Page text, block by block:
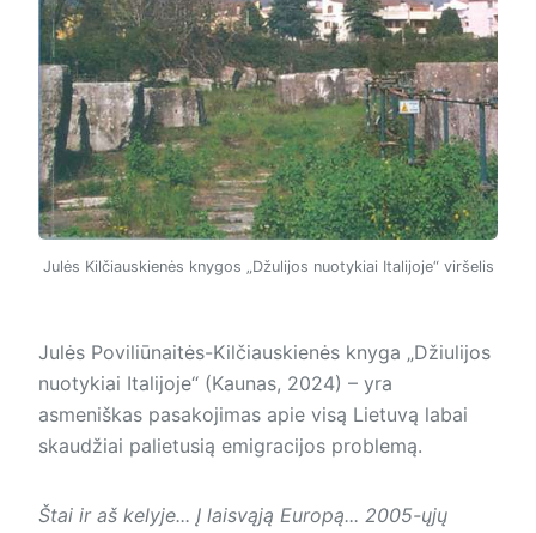
Julės Kilčiauskienės knygos „Džulijos nuotykiai Italijoje“ viršelis
Julės Poviliūnaitės-Kilčiauskienės knyga „Džiulijos
nuotykiai Italijoje“ (Kaunas, 2024) – yra
asmeniškas pasakojimas apie visą Lietuvą labai
skaudžiai palietusią emigracijos problemą.
Štai ir aš kelyje... Į laisvąją Europą... 2005-ųjų